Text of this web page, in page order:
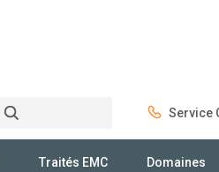
Service
Traités EMC Domaines